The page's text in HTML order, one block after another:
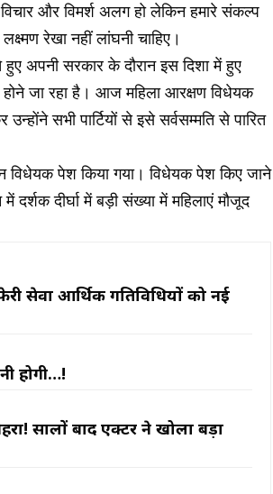
विचार और विमर्श अलग हो लेकिन हमारे संकल्प
रेखा नहीं लांघनी चाहिए।
अपनी सरकार के दौरान इस दिशा में हुए
होने जा रहा है। आज महिला आरक्षण विधेयक
सभी पार्टियों से इसे सर्वसम्मति से पारित
पेश किया गया। विधेयक पेश किए जाने
दर्शक दीर्घा में बड़ी संख्या में महिलाएं मौजूद
सेवा आर्थिक गतिविधियों को नई
होगी…!
सालों बाद एक्टर ने खोला बड़ा